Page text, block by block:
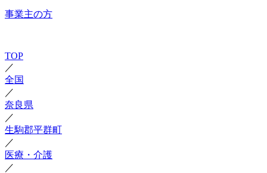
事業主の方
TOP
／
全国
／
奈良県
／
生駒郡平群町
／
医療・介護
／